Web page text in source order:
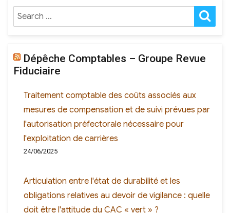
Dépêche Comptables – Groupe Revue
Fiduciaire
Traitement comptable des coûts associés aux
mesures de compensation et de suivi prévues par
l'autorisation préfectorale nécessaire pour
l'exploitation de carrières
24/06/2025
Articulation entre l'état de durabilité et les
obligations relatives au devoir de vigilance : quelle
doit être l'attitude du CAC « vert » ?